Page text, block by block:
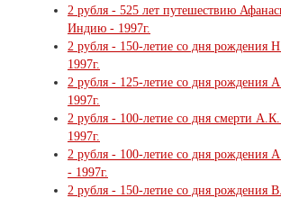
2 рубля - 525 лет путешествию
Индию - 1997г.
2 рубля - 150-летие со дня рождения
1997г.
2 рубля - 125-летие со дня рождения
1997г.
2 рубля - 100-летие со дня смерти
1997г.
2 рубля - 100-летие со дня рождения
- 1997г.
2 рубля - 150-летие со дня рождения